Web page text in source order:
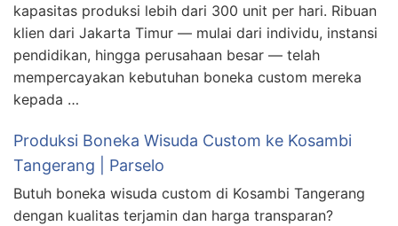
kapasitas produksi lebih dari 300 unit per hari. Ribuan
klien dari Jakarta Timur — mulai dari individu, instansi
pendidikan, hingga perusahaan besar — telah
mempercayakan kebutuhan boneka custom mereka
kepada …
Produksi Boneka Wisuda Custom ke Kosambi
Tangerang | Parselo
Butuh boneka wisuda custom di Kosambi Tangerang
dengan kualitas terjamin dan harga transparan?